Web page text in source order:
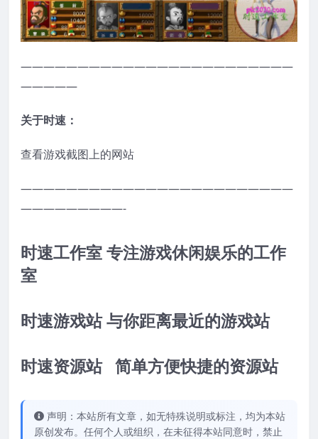
————————————————————————
—————
关于时速：
查看游戏截图上的网站
————————————————————————
—————————-
时速工作室 专注游戏休闲娱乐的工作
室
时速游戏站 与你距离最近的游戏站
时速资源站 简单方便快捷的资源站
声明：本站所有文章，如无特殊说明或标注，均为本站
原创发布。任何个人或组织，在未征得本站同意时，禁止